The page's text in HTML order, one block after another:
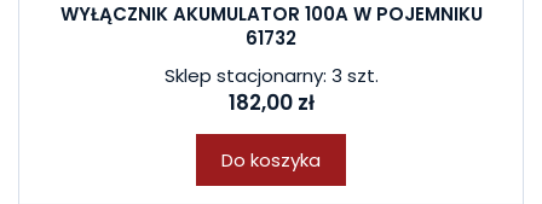
WYŁĄCZNIK AKUMULATOR 100A W POJEMNIKU
61732
Sklep stacjonarny: 3 szt.
182,00 zł
Do koszyka